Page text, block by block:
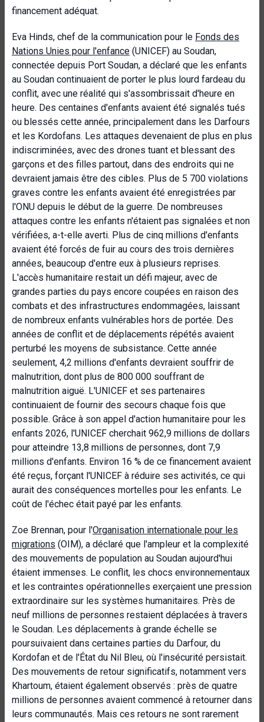
financement adéquat.
Eva Hinds, chef de la communication pour le Fonds des
Nations Unies pour l'enfance (UNICEF) au Soudan,
connectée depuis Port Soudan, a déclaré que les enfants
au Soudan continuaient de porter le plus lourd fardeau du
conflit, avec une réalité qui s'assombrissait d'heure en
heure. Des centaines d'enfants avaient été signalés tués
ou blessés cette année, principalement dans les Darfours
et les Kordofans. Les attaques devenaient de plus en plus
indiscriminées, avec des drones tuant et blessant des
garçons et des filles partout, dans des endroits qui ne
devraient jamais être des cibles. Plus de 5 700 violations
graves contre les enfants avaient été enregistrées par
l'ONU depuis le début de la guerre. De nombreuses
attaques contre les enfants n'étaient pas signalées et non
vérifiées, a-t-elle averti. Plus de cinq millions d'enfants
avaient été forcés de fuir au cours des trois dernières
années, beaucoup d'entre eux à plusieurs reprises.
L'accès humanitaire restait un défi majeur, avec de
grandes parties du pays encore coupées en raison des
combats et des infrastructures endommagées, laissant
de nombreux enfants vulnérables hors de portée. Des
années de conflit et de déplacements répétés avaient
perturbé les moyens de subsistance. Cette année
seulement, 4,2 millions d'enfants devraient souffrir de
malnutrition, dont plus de 800 000 souffrant de
malnutrition aiguë. L'UNICEF et ses partenaires
continuaient de fournir des secours chaque fois que
possible. Grâce à son appel d'action humanitaire pour les
enfants 2026, l'UNICEF cherchait 962,9 millions de dollars
pour atteindre 13,8 millions de personnes, dont 7,9
millions d'enfants. Environ 16 % de ce financement avaient
été reçus, forçant l'UNICEF à réduire ses activités, ce qui
aurait des conséquences mortelles pour les enfants. Le
coût de l'échec était payé par les enfants.
Zoe Brennan, pour l'Organisation internationale pour les
migrations (OIM), a déclaré que l'ampleur et la complexité
des mouvements de population au Soudan aujourd'hui
étaient immenses. Le conflit, les chocs environnementaux
et les contraintes opérationnelles exerçaient une pression
extraordinaire sur les systèmes humanitaires. Près de
neuf millions de personnes restaient déplacées à travers
le Soudan. Les déplacements à grande échelle se
poursuivaient dans certaines parties du Darfour, du
Kordofan et de l'État du Nil Bleu, où l'insécurité persistait.
Des mouvements de retour significatifs, notamment vers
Khartoum, étaient également observés : près de quatre
millions de personnes avaient commencé à retourner dans
leurs communautés. Mais ces retours ne sont rarement